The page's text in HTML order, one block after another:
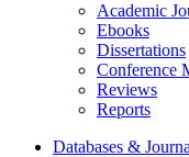
Academic
Ebooks
Dissertations
Conference
Reviews
Reports
Databases &